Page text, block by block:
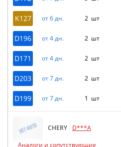
K127 от 6 дн. 2 шт
D196 от 4 дн. 2 шт
D171 от 4 дн. 2 шт
D203 от 7 дн. 2 шт
D199 от 7 дн. 1 шт
CHERY
D***A
Аналоги и сопутствующие